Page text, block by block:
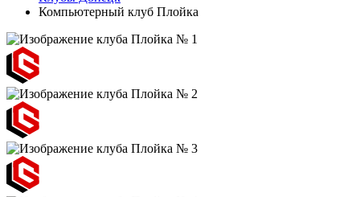
Компьютерный клуб Плойка